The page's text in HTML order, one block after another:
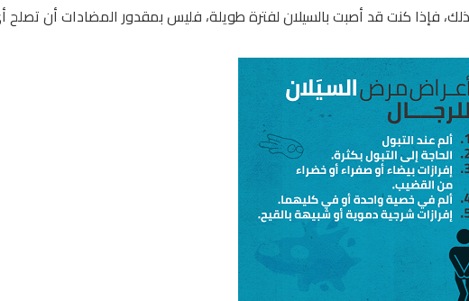
فإذا كنت قد أصبت بالسيلان لفترة طويلة، فليس بمقدور المضادات أن تصلح